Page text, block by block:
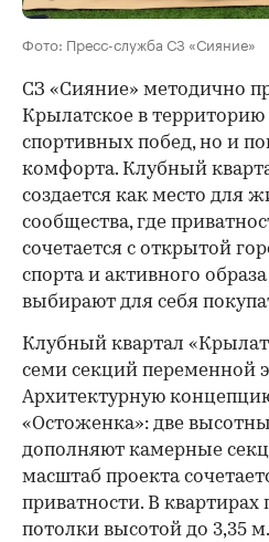
Фото: Пресс-служба СЗ «Сияние»
СЗ «Сияние» методично
Крылатское в
спортивных побед, но и
комфорта. Клубный
создается как место для
сообщества, где
сочетается с открытой
спорта и активного
выбирают для себя
Клубный квартал
семи секций переменной
Архитектурную
«Остоженка»: две
дополняют камерные
масштаб проекта
приватности. В
потолки высотой до 3,35